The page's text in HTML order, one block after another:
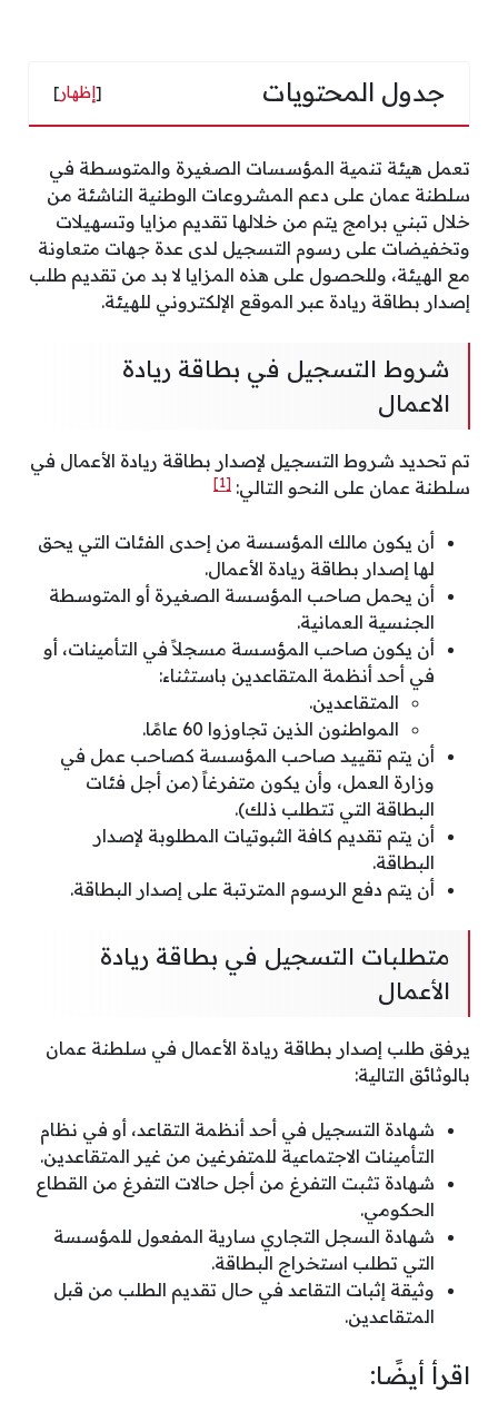
جدول المحتويات [إظهار]
تعمل هيئة تنمية المؤسسات الصغيرة والمتوسطة في
سلطنة عمان على دعم المشروعات الوطنية الناشئة من
خلال تبني برامج يتم من خلالها تقديم مزايا وتسهيلات
وتخفيضات على رسوم التسجيل لدى عدة جهات متعاونة
مع الهيئة، وللحصول على هذه المزايا لا بد من تقديم طلب
إصدار بطاقة ريادة عبر الموقع الإلكتروني للهيئة.
شروط التسجيل في بطاقة ريادة
الاعمال
تم تحديد شروط التسجيل لإصدار بطاقة ريادة الأعمال في
سلطنة عمان على النحو التالي: [1]
أن يكون مالك المؤسسة من إحدى الفئات التي يحق
لها إصدار بطاقة ريادة الأعمال.
أن يحمل صاحب المؤسسة الصغيرة أو المتوسطة
الجنسية العمانية.
أن يكون صاحب المؤسسة مسجلاً في التأمينات، أو
في أحد أنظمة المتقاعدين باستثناء:
المتقاعدين.
المواطنون الذين تجاوزوا 60 عامًا.
أن يتم تقييد صاحب المؤسسة كصاحب عمل في
وزارة العمل، وأن يكون متفرغاً (من أجل فئات
البطاقة التي تتطلب ذلك).
أن يتم تقديم كافة الثبوتيات المطلوبة لإصدار
البطاقة.
أن يتم دفع الرسوم المترتبة على إصدار البطاقة.
متطلبات التسجيل في بطاقة ريادة
الأعمال
يرفق طلب إصدار بطاقة ريادة الأعمال في سلطنة عمان
بالوثائق التالية:
شهادة التسجيل في أحد أنظمة التقاعد، أو في نظام
التأمينات الاجتماعية للمتفرغين من غير المتقاعدين.
شهادة تثبت التفرغ من أجل حالات التفرغ من القطاع
الحكومي.
شهادة السجل التجاري سارية المفعول للمؤسسة
التي تطلب استخراج البطاقة.
وثيقة إثبات التقاعد في حال تقديم الطلب من قبل
المتقاعدين.
اقرأ أيضًا: